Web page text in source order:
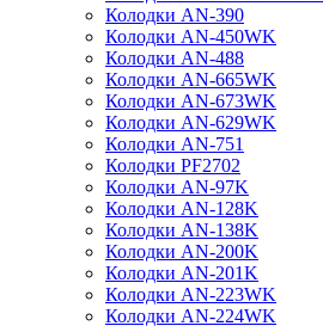
Колодки AN-390
Колодки AN-450WK
Колодки AN-488
Колодки AN-665WK
Колодки AN-673WK
Колодки AN-629WK
Колодки AN-751
Колодки PF2702
Колодки AN-97K
Колодки AN-128K
Колодки AN-138K
Колодки AN-200K
Колодки AN-201K
Колодки AN-223WK
Колодки AN-224WK